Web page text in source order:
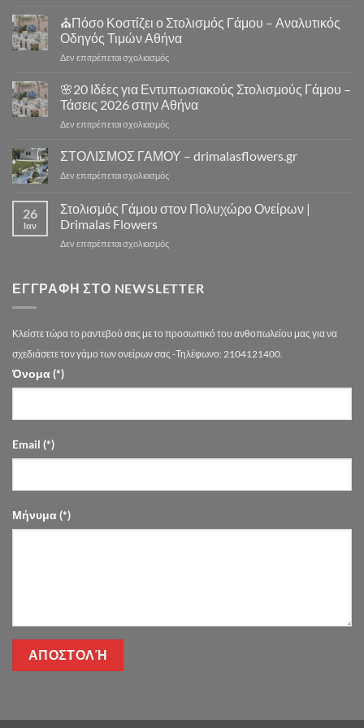
Εκκλησίας
|
Flowers
Στολισμός
Γάμου
Εκκλησία
Αθήνα
10
Μοναδικά
Concept
Design
Αξέχαστους
Γάμου
⛪Πόσο Κοστίζει ο Στολισμός Γάμου – Αναλυτικός
Οδηγός Τιμών Αθήνα
Δεν επιτρέπεται σχολιασμόςστο
Κοστίζει
ο
Στολισμός
–
Οδηγός
Αθήνα
🌸20 Ιδέες για Εντυπωσιακούς Στολισμούς Γάμου –
Τάσεις 2026 στην Αθήνα
Δεν επιτρέπεται σχολιασμόςστο
20
Ιδέες
για
Στολισμούς
Τάσεις
Αθήνα
ΣΤΟΛΙΣΜΟΣ ΓΑΜΟΥ – drimalasflowers.gr
Δεν επιτρέπεται σχολιασμόςστο
ΓΑΜΟΥ
–
26
Ιαν
Στολισμός Γάμου στον Πολυχώρο Ονείρων |
Drimalas Flowers
Δεν επιτρέπεται σχολιασμόςστο
στον
Drimalas
Flowers
ΕΓΓΡΑΦΉ ΣΤΟ NEWSLETTER
Κλείστε τώρα το ραντεβού σας με το προσωπικό του ανθοπωλείου μας για να
σχεδιάσετε τον γάμο των ονείρων σας -Τηλέφωνο: 2104121400.
Όνομα (*)
Email (*)
Μήνυμα (*)